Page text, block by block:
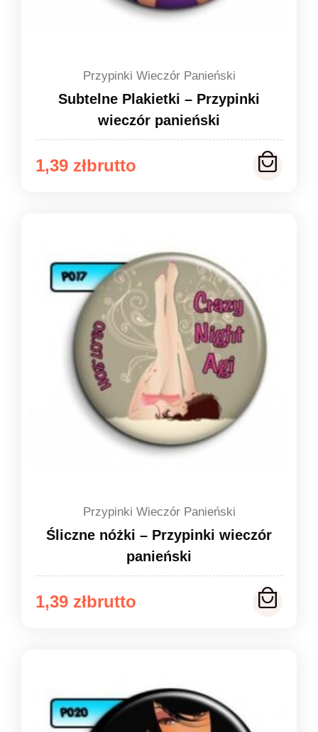
Przypinki Wieczór Panieński
Subtelne Plakietki – Przypinki
wieczór panieński
1,39 zł
Zakres
do
1,49 zł
Przypinki Wieczór Panieński
Śliczne nóżki – Przypinki wieczór
panieński
1,39 zł
Zakres
do
1,49 zł